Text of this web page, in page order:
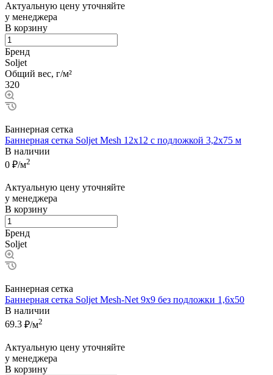
Актуальную цену уточняйте
у менеджера
В корзину
Бренд
Soljet
Общий вес, г/м²
320
Баннерная сетка
Баннерная сетка Soljet Mesh 12х12 с подложкой 3,2x75 м
В наличии
0 ₽/м2
Актуальную цену уточняйте
у менеджера
В корзину
Бренд
Soljet
Баннерная сетка
Баннерная сетка Soljet Mesh-Net 9х9 без подложки 1,6х50
В наличии
69.3 ₽/м2
Актуальную цену уточняйте
у менеджера
В корзину